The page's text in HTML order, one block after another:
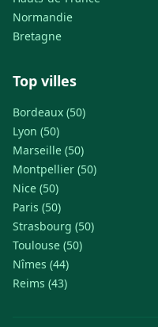
Normandie
Bretagne
Top villes
Bordeaux (50)
Lyon (50)
Marseille (50)
Montpellier (50)
Nice (50)
Paris (50)
Strasbourg (50)
Toulouse (50)
Nîmes (44)
Reims (43)